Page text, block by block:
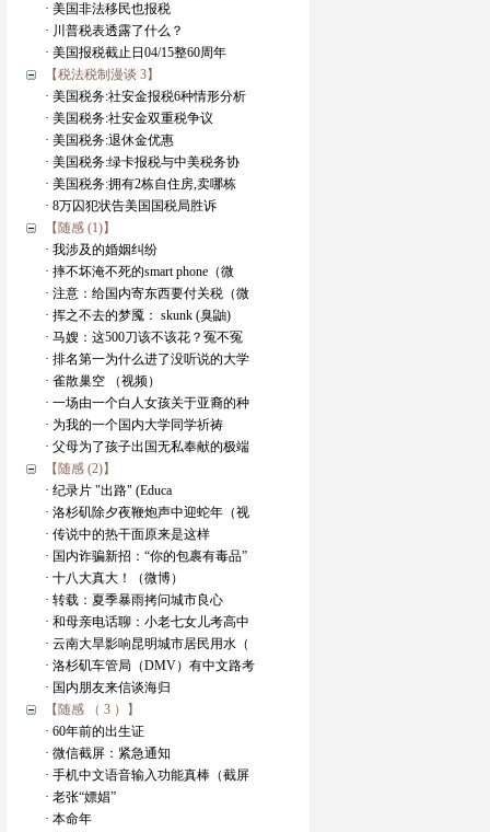
· 美国非法移民也报税
· 川普税表透露了什么？
· 美国报税截止日04/15整60周年
【税法税制漫谈 3】
· 美国税务:社安金报税6种情形分析
· 美国税务:社安金双重税争议
· 美国税务:退休金优惠
· 美国税务:绿卡报税与中美税务协
· 美国税务:拥有2栋自住房,卖哪栋
· 8万囚犯状告美国国税局胜诉
【随感 (1)】
· 我涉及的婚姻纠纷
· 摔不坏淹不死的smart phone（微
· 注意：给国内寄东西要付关税（微
· 挥之不去的梦魇： skunk (臭鼬)
· 马嫂：这500刀该不该花？冤不冤
· 排名第一为什么进了没听说的大学
· 雀散巢空 （视频）
· 一场由一个白人女孩关于亚裔的种
· 为我的一个国内大学同学祈祷
· 父母为了孩子出国无私奉献的极端
【随感 (2)】
· 纪录片 "出路" (Educa
· 洛杉矶除夕夜鞭炮声中迎蛇年（视
· 传说中的热干面原来是这样
· 国内诈骗新招：“你的包裹有毒品”
· 十八大真大！（微博）
· 转载：夏季暴雨拷问城市良心
· 和母亲电话聊：小老七女儿考高中
· 云南大旱影响昆明城市居民用水（
· 洛杉矶车管局（DMV）有中文路考
· 国内朋友来信谈海归
【随感 （ 3 ）】
· 60年前的出生证
· 微信截屏：紧急通知
· 手机中文语音输入功能真棒（截屏
· 老张“嫖娼”
· 本命年